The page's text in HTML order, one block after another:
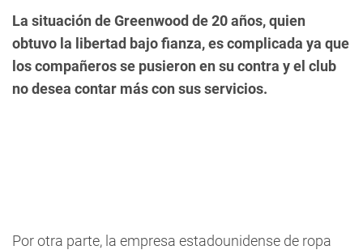
La situación de Greenwood de 20 años, quien
obtuvo la libertad bajo fianza, es complicada ya que
los compañeros se pusieron en su contra y el club
no desea contar más con sus servicios.
Por otra parte, la empresa estadounidense de ropa